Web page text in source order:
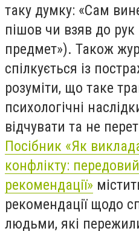
таку думку: «Сам
пішов чи взяв до
предмет»). Також
спілкується із
розуміти, що таке
психологічні
відчувати та не
Посібник «Як
конфлікту:
рекомендації»
рекомендації щодо
людьми, які